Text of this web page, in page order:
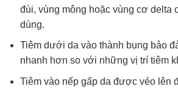
đùi, vùng mông hoặc vùng cơ delta
dùng.
Tiêm dưới da vào thành bụng bảo
nhanh hơn so với những vị trí tiêm
Tiêm vào nếp gấp da được véo lên